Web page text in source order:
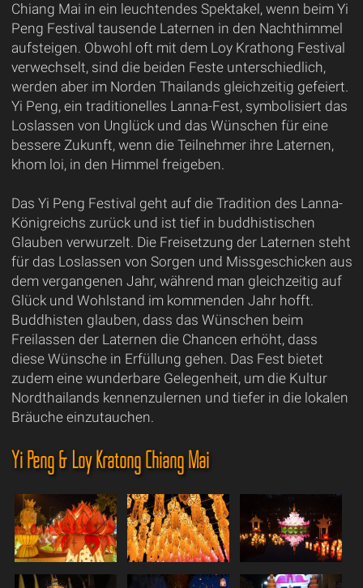
Chiang Mai in ein leuchtendes Spektakel, wenn beim Yi
Peng Festival tausende Laternen in den Nachthimmel
aufsteigen. Obwohl oft mit dem Loy Krathong Festival
verwechselt, sind die beiden Feste unterschiedlich,
werden aber im Norden Thailands gleichzeitig gefeiert.
Yi Peng, ein traditionelles Lanna-Fest, symbolisiert das
Loslassen von Unglück und das Wünschen für eine
bessere Zukunft, wenn die Teilnehmer ihre Laternen,
khom loi, in den Himmel freigeben.
Das Yi Peng Festival geht auf die Tradition des Lanna-
Königreichs zurück und ist tief in buddhistischen
Glauben verwurzelt. Die Freisetzung der Laternen steht
für das Loslassen von Sorgen und Missgeschicken aus
dem vergangenen Jahr, während man gleichzeitig auf
Glück und Wohlstand im kommenden Jahr hofft.
Buddhisten glauben, dass das Wünschen beim
Freilassen der Laternen die Chancen erhöht, dass
diese Wünsche in Erfüllung gehen. Das Fest bietet
zudem eine wunderbare Gelegenheit, um die Kultur
Nordthailands kennenzulernen und tiefer in die lokalen
Bräuche einzutauchen.
Yi Peng & Loy Kratong Chiang Mai